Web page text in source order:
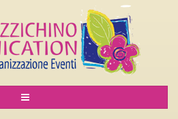
ALLA CARRIERA AL
2026 DAL 26 SETTEMBRE